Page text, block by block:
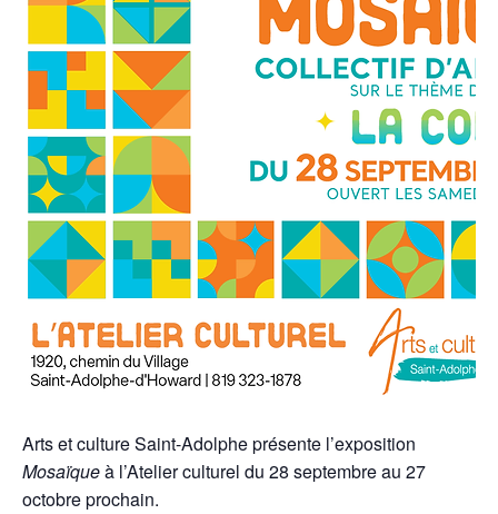
Arts et culture Saint-Adolphe présente l’exposition
Mosaïqueà l’Atelier culturel du 28 septembre au 27
octobre prochain.